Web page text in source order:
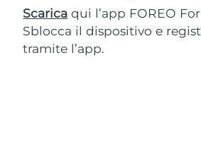
Scarica qui l’app FOREO
Sblocca il dispositivo e
tramite l’app.